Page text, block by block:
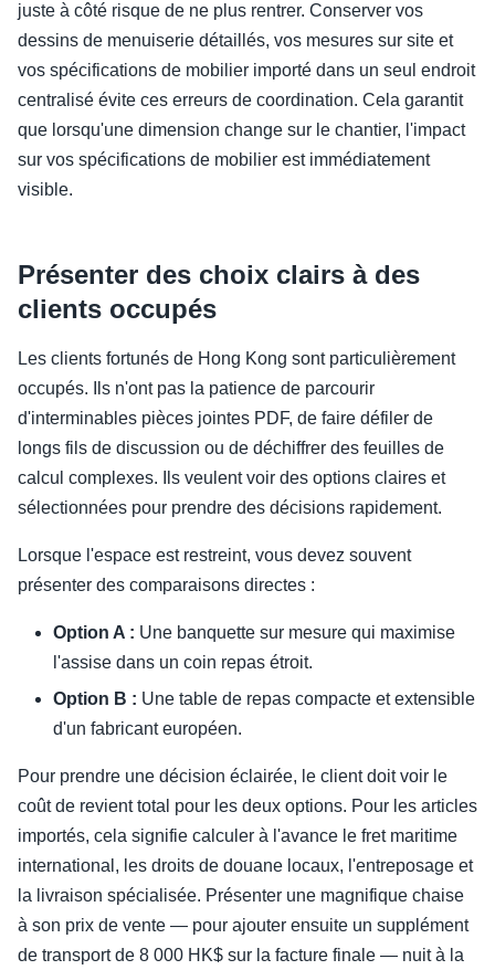
juste à côté risque de ne plus rentrer. Conserver vos
dessins de menuiserie détaillés, vos mesures sur site et
vos spécifications de mobilier importé dans un seul endroit
centralisé évite ces erreurs de coordination. Cela garantit
que lorsqu'une dimension change sur le chantier, l'impact
sur vos spécifications de mobilier est immédiatement
visible.
Présenter des choix clairs à des
clients occupés
Les clients fortunés de Hong Kong sont particulièrement
occupés. Ils n'ont pas la patience de parcourir
d'interminables pièces jointes PDF, de faire défiler de
longs fils de discussion ou de déchiffrer des feuilles de
calcul complexes. Ils veulent voir des options claires et
sélectionnées pour prendre des décisions rapidement.
Lorsque l'espace est restreint, vous devez souvent
présenter des comparaisons directes :
Option A : Une banquette sur mesure qui maximise
l'assise dans un coin repas étroit.
Option B : Une table de repas compacte et extensible
d'un fabricant européen.
Pour prendre une décision éclairée, le client doit voir le
coût de revient total pour les deux options. Pour les articles
importés, cela signifie calculer à l'avance le fret maritime
international, les droits de douane locaux, l'entreposage et
la livraison spécialisée. Présenter une magnifique chaise
à son prix de vente — pour ajouter ensuite un supplément
de transport de 8 000 HK$ sur la facture finale — nuit à la